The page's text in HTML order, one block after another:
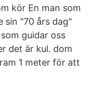
kör En man som
sin "70 års dag"
guidar oss
det är kul. dom
1 meter för att